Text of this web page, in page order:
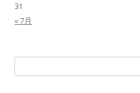
31
« 7月
索: